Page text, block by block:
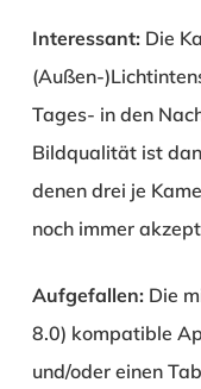
Interessant:Die
(Außen-
Tages- in den
Bildqualität ist
denen drei je
noch immer
Aufgefallen:Die
8.0) kompatible
und/oder einen